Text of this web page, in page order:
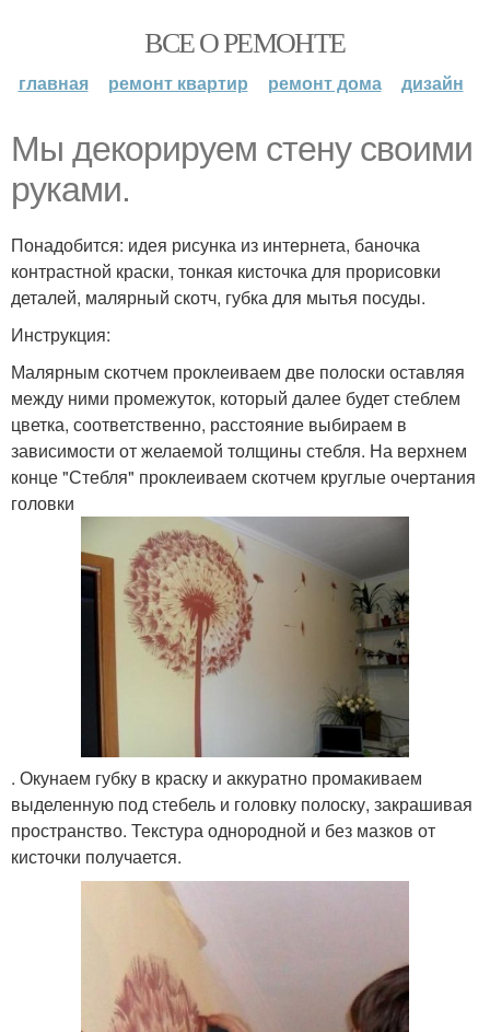
ВСЕ О РЕМОНТЕ
главная ремонт квартир ремонт дома дизайн
Мы декорируем стену своими
руками.
Понадобится: идея рисунка из интернета, баночка
контрастной краски, тонкая кисточка для прорисовки
деталей, малярный скотч, губка для мытья посуды.
Инструкция:
Малярным скотчем проклеиваем две полоски оставляя
между ними промежуток, который далее будет стеблем
цветка, соответственно, расстояние выбираем в
зависимости от желаемой толщины стебля. На верхнем
конце "Стебля" проклеиваем скотчем круглые очертания
головки
. Окунаем губку в краску и аккуратно промакиваем
выделенную под стебель и головку полоску, закрашивая
пространство. Текстура однородной и без мазков от
кисточки получается.